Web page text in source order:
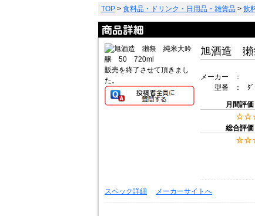
TOP > 食料品・ドリンク・日用品・雑貨品 > 飲
販売を終了させて頂きまし
た。
旭酒造
メーカー
：
型番
： ﾀ
月間評価
総合評価
スペック詳細 メーカーサイトへ